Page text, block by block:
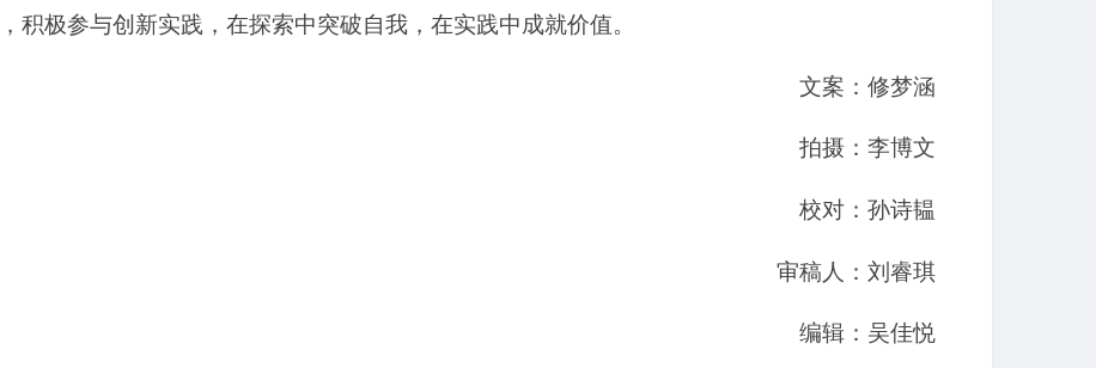
积极参与创新实践，在探索中突破自我，在实践中成就价值。
文案：修梦涵
拍摄：李博文
校对：孙诗韫
审稿人：刘睿琪
编辑：吴佳悦